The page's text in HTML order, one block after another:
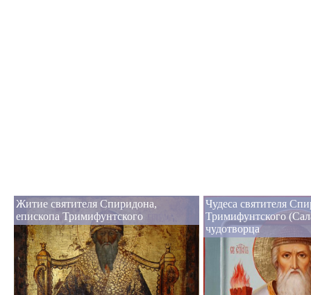
Житие святителя Спиридона,
епископа Тримифунтского
Чудеса святителя
Тримифунтского
чудотворца